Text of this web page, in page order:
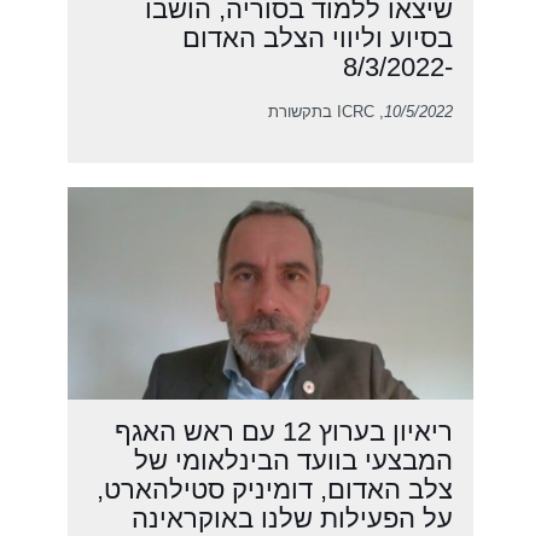
שיצאו ללמוד בסוריה, הושבו
בסיוע וליווי הצלב האדום
-8/3/2022
10/5/2022
ריאיון בערוץ 12 עם ראש האגף
המבצעי בוועד הבינלאומי של
צלב האדום, דומיניק סטילהארט,
על הפעילות שלנו באוקראינה